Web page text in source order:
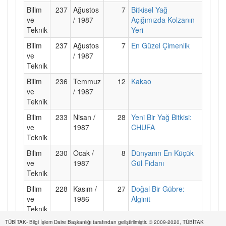
Bilim
ve
Teknik
237 Ağustos
/ 1987
7 Bitkisel Yağ
Açığımızda Kolzanın
Yeri
Bilim
ve
Teknik
237 Ağustos
/ 1987
7 En Güzel Çimenlik
Bilim
ve
Teknik
236 Temmuz
/ 1987
12 Kakao
Bilim
ve
Teknik
233
Nisan /
1987
28 Yeni Bir Yağ Bitkisi:
CHUFA
Bilim
ve
Teknik
230 Ocak /
1987
8
Dünyanın En Küçük
Gül Fidanı
Bilim
ve
Teknik
228
Kasım /
1986
27 Doğal Bir Gübre:
Alginit
TÜBİTAK- Bilgi İşlem Daire Başkanlığı tarafından geliştirilmiştir. © 2009-2020, TÜBİTAK